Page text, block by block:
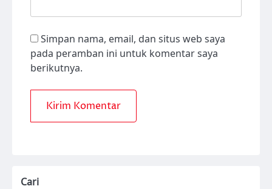
Simpan nama, email, dan situs web saya
pada peramban ini untuk komentar saya
berikutnya.
Cari